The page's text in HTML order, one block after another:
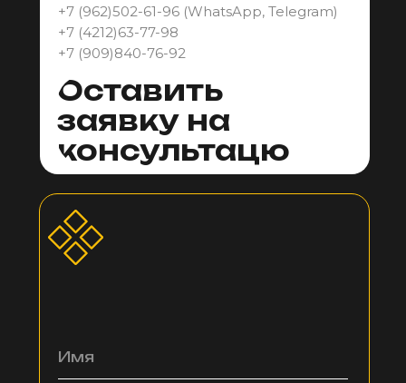
Оставить
заявку на
консультацю
+7 (962)502-61-96 (WhatsApp, Telegram)
+7 (4212)63-77-98
+7 (909)840-76-92
Имя